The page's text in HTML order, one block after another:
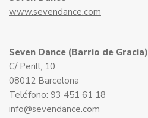
www.sevendance.com
Seven Dance (Barrio de Gracia)
C/ Perill, 10
08012 Barcelona
Teléfono: 93 451 61 18
info@sevendance.com